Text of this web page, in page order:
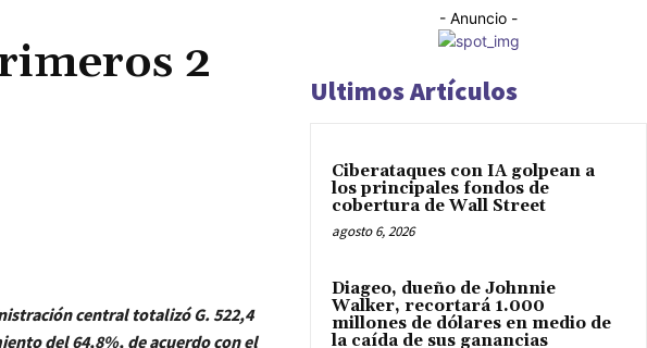
2
central totalizó G. 522,4
del 64,8%, de acuerdo con el
- Anuncio -
Ultimos Artículos
Ciberataques con IA golpean a
los principales fondos de
cobertura de Wall Street
agosto 6, 2026
Diageo, dueño de Johnnie
Walker, recortará 1.000
millones de dólares en medio de
la caída de sus ganancias